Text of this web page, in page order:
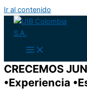
Ir al contenido
CRECEMOS
•Experiencia